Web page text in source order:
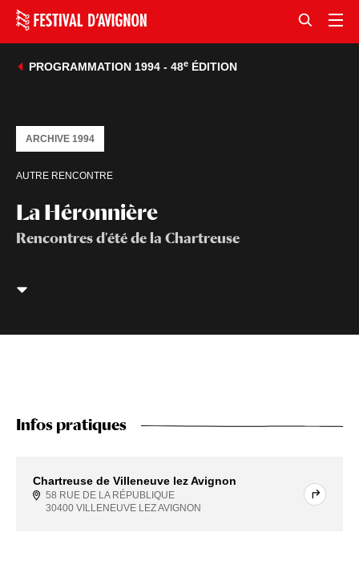
PROGRAMMATION 1994 - 48eÉDITION
La Héronnière
Rencontres d'été de la Chartreuse
AUTRE RENCONTRE
ARCHIVE 1994
Infos pratiques
Chartreuse de Villeneuve lez Avignon
58 RUE DE LA RÉPUBLIQUE
30400 VILLENEUVE LEZ AVIGNON